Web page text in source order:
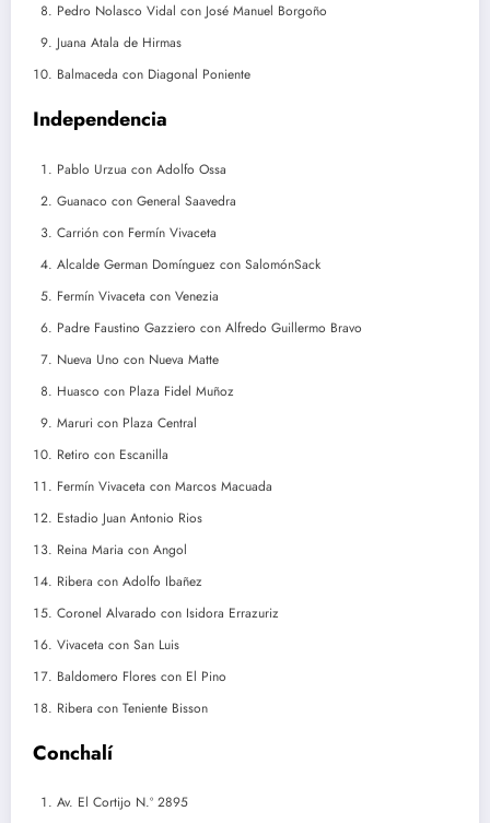
Pedro Nolasco Vidal con José Manuel Borgoño
Juana Atala de Hirmas
Balmaceda con Diagonal Poniente
Independencia
Pablo Urzua con Adolfo Ossa
Guanaco con General Saavedra
Carrión con Fermín Vivaceta
Alcalde German Domínguez con SalomónSack
Fermín Vivaceta con Venezia
Padre Faustino Gazziero con Alfredo Guillermo Bravo
Nueva Uno con Nueva Matte
Huasco con Plaza Fidel Muñoz
Maruri con Plaza Central
Retiro con Escanilla
Fermín Vivaceta con Marcos Macuada
Estadio Juan Antonio Rios
Reina Maria con Angol
Ribera con Adolfo Ibañez
Coronel Alvarado con Isidora Errazuriz
Vivaceta con San Luis
Baldomero Flores con El Pino
Ribera con Teniente Bisson
Conchalí
Av. El Cortijo N.º 2895